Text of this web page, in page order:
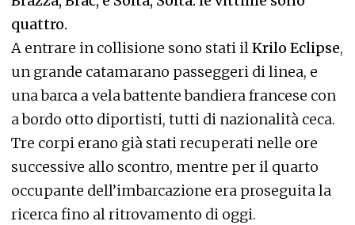
quattro.
A entrare in collisione sono stati ilKrilo Eclipse,
un grande catamarano passeggeri di linea, e
una barca a vela battente bandiera francese con
a bordo otto diportisti, tutti di nazionalità ceca.
Tre corpi erano già stati recuperati nelle ore
successive allo scontro, mentre per il quarto
occupante dell’imbarcazione era proseguita la
ricerca fino al ritrovamento di oggi.